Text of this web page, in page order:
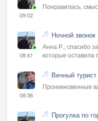
09:02
Понравилась,
08:41
Ночной звонок
Анна Р., спасибо
которые оставила
08:36
Вечный турист
Проникновенные
Прогулка по